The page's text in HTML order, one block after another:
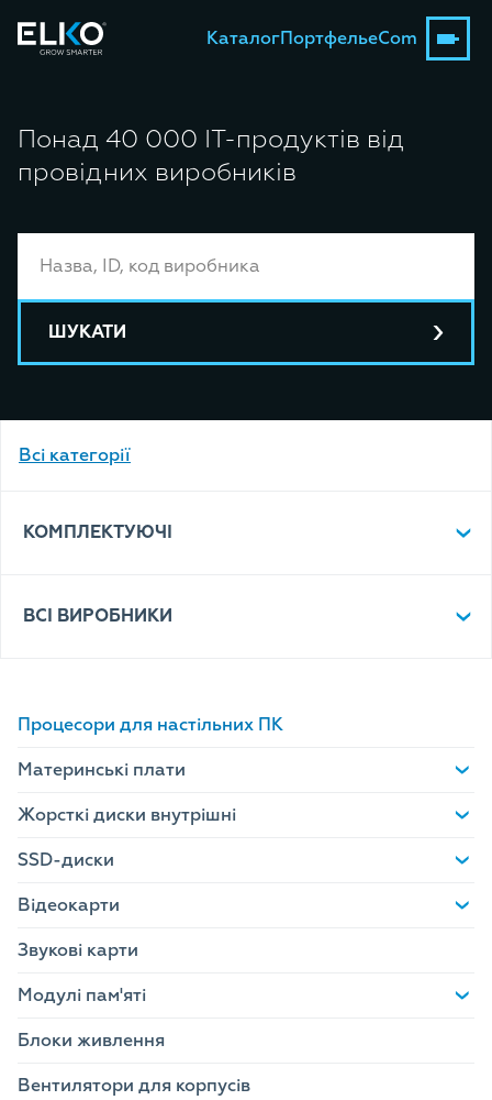
КаталогПортфельeCom
Понад 40 000 ІТ-продуктів від
провідних виробників
ШУКАТИ
Bсі категорії
КОМПЛЕКТУЮЧІ
ВСІ ВИРОБНИКИ
Процесори для настільних ПК
Материнські плати
Жорсткі диски внутрішні
SSD-диски
Відеокарти
Звукові карти
Модулі пам'яті
Блоки живлення
Вентилятори для корпусів